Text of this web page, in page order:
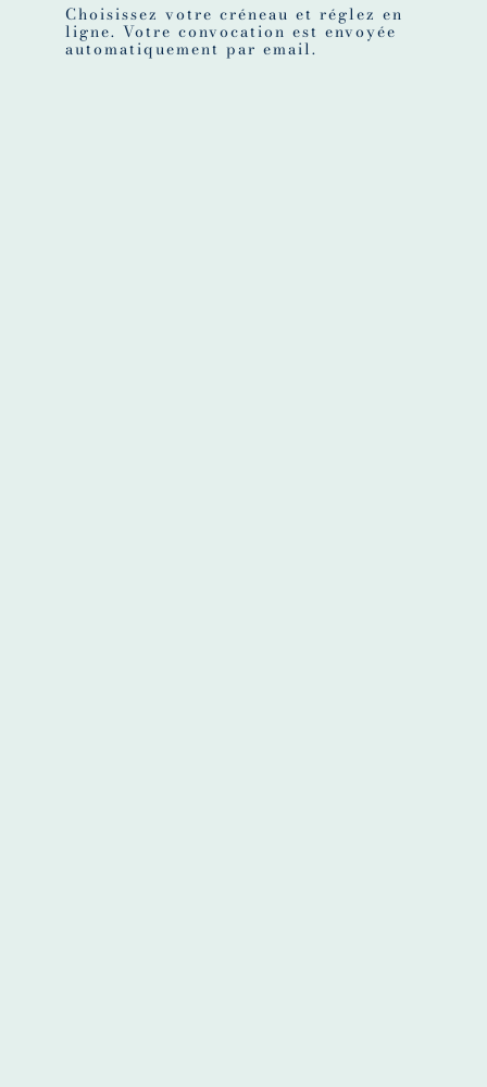
Choisissez votre créneau et réglez en
ligne. Votre convocation est envoyée
automatiquement par email.